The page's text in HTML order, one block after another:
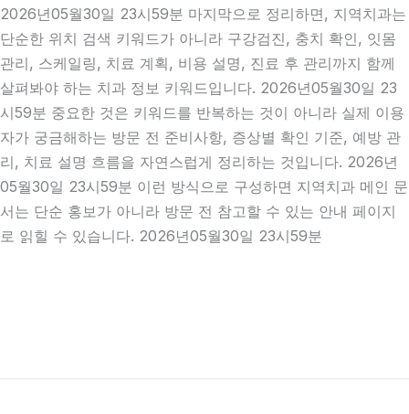
2026년05월30일 23시59분 마지막으로 정리하면, 지역치과는
단순한 위치 검색 키워드가 아니라 구강검진, 충치 확인, 잇몸
관리, 스케일링, 치료 계획, 비용 설명, 진료 후 관리까지 함께
살펴봐야 하는 치과 정보 키워드입니다. 2026년05월30일 23
시59분 중요한 것은 키워드를 반복하는 것이 아니라 실제 이용
자가 궁금해하는 방문 전 준비사항, 증상별 확인 기준, 예방 관
리, 치료 설명 흐름을 자연스럽게 정리하는 것입니다. 2026년
05월30일 23시59분 이런 방식으로 구성하면 지역치과 메인 문
서는 단순 홍보가 아니라 방문 전 참고할 수 있는 안내 페이지
로 읽힐 수 있습니다. 2026년05월30일 23시59분